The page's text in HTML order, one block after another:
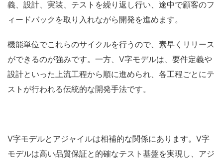
義、設計、実装、テストを繰り返し行い、途中で顧客のフ
ィードバックを取り入れながら開発を進めます。
機能単位でこれらのサイクルを行うので、素早くリリース
ができるのが強みです。一方、V字モデルは、要件定義や
設計といった上流工程から順に進められ、各工程ごとにテ
ストが行われる伝統的な開発手法です。
V字モデルとアジャイルは相補的な関係にあります。V字
モデルは高い品質保証と的確なテスト基盤を実現し、アジ